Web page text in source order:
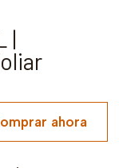
|
ahora